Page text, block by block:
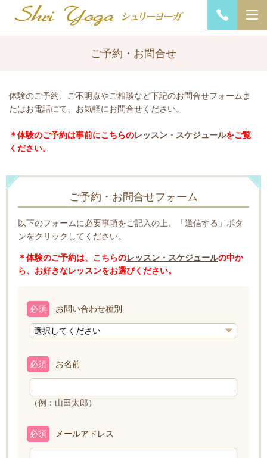
ご予約・お問合せ
体験のご予約、ご不明点やご相談など下記のお問合せフォームま
たはお電話にて、お気軽にお問合せください。
＊体験のご予約は事前にこちらのレッスン・スケジュールをご覧
ください。
ご予約・お問合せフォーム
以下のフォームに必要事項をご記入の上、「送信する」ボタ
ンをクリックしてください。
＊体験のご予約は、こちらのレッスン・スケジュールの中か
ら、お好きなレッスンをお選びください。
お問い合わせ種別
必須
お名前
必須
（例：山田太郎）
メールアドレス
必須